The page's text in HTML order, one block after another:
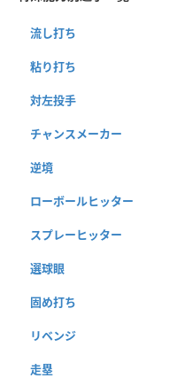
流し打ち
粘り打ち
対左投手
チャンスメーカー
逆境
ローボールヒッター
スプレーヒッター
選球眼
固め打ち
リベンジ
走塁